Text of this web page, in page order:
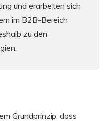
und erarbeiten sich
im B2B-Bereich
zu den
Grundprinzip, dass